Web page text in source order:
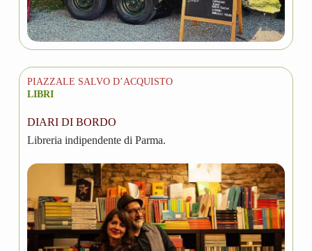
PIAZZALE SALVO D’ACQUISTO
LIBRI
DIARI DI BORDO
Libreria indipendente di Parma.